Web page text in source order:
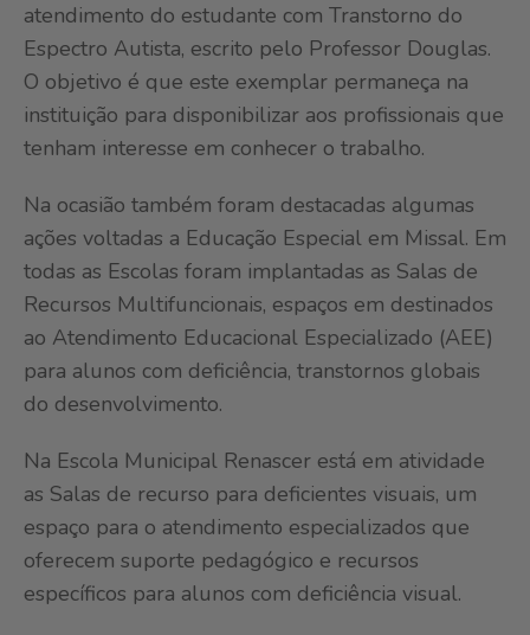
atendimento do estudante com Transtorno do
Espectro Autista, escrito pelo Professor Douglas.
O objetivo é que este exemplar permaneça na
instituição para disponibilizar aos profissionais que
tenham interesse em conhecer o trabalho.
Na ocasião também foram destacadas algumas
ações voltadas a Educação Especial em Missal. Em
todas as Escolas foram implantadas as Salas de
Recursos Multifuncionais, espaços em destinados
ao Atendimento Educacional Especializado (AEE)
para alunos com deficiência, transtornos globais
do desenvolvimento.
Na Escola Municipal Renascer está em atividade
as Salas de recurso para deficientes visuais, um
espaço para o atendimento especializados que
oferecem suporte pedagógico e recursos
específicos para alunos com deficiência visual.